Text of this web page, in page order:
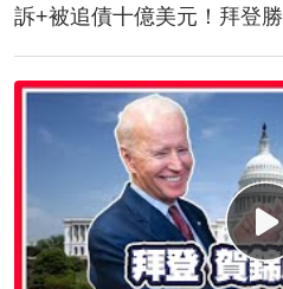
訴+被追債十億美元！拜登